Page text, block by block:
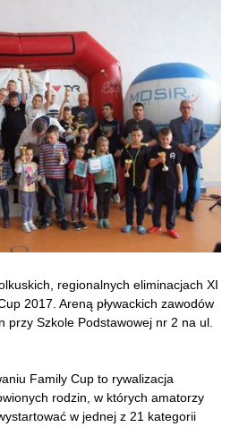
regionalnych eliminacjach XI
2017. Areną pływackich zawodów
przy Szkole Podstawowej nr 2 na ul.
Family Cup to rywalizacja
rodzin, w których amatorzy
w jednej z 21 kategorii